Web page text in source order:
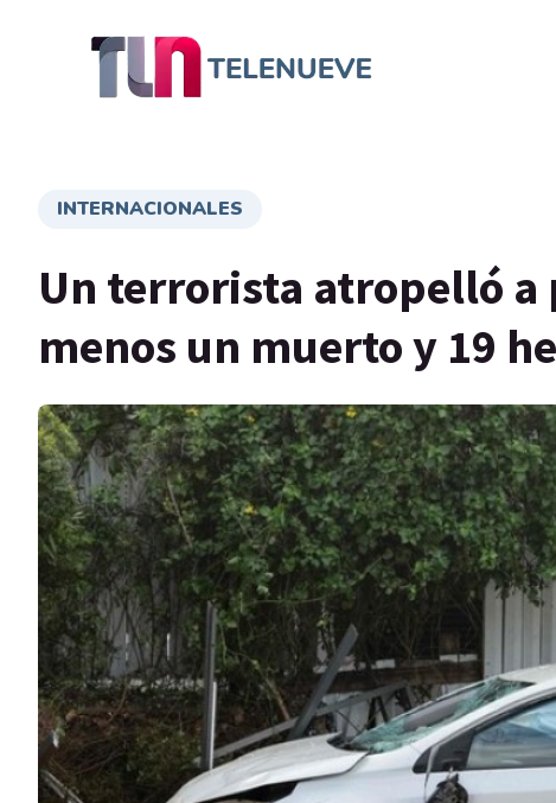
INTERNACIONALES
Un terrorista atropelló a
menos un muerto y 19